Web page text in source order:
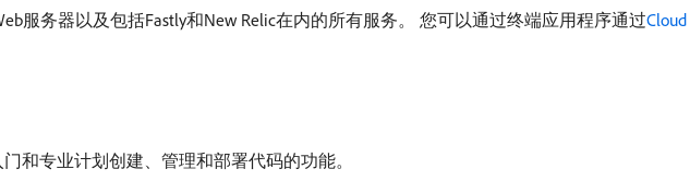
服务器以及包括Fastly和New Relic在内的所有服务。 您可以通过终端应用程序通过
和专业计划创建、管理和部署代码的功能。